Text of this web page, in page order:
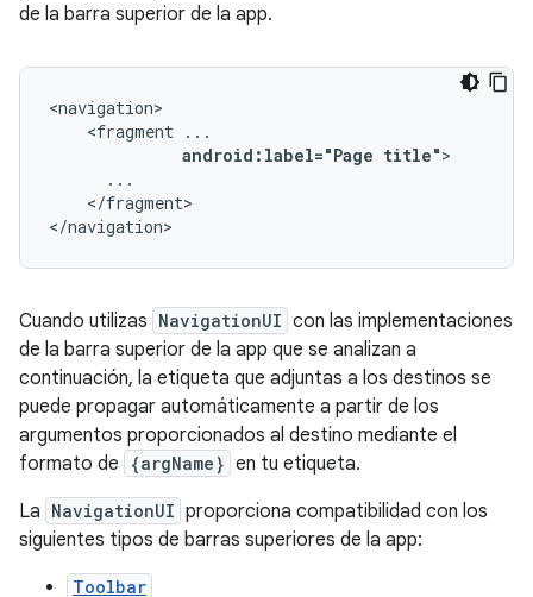
de la barra superior de la app.
<fragment
android:label="Page title"
</fragment>
</navigation>
Cuando utilizas NavigationUI con las implementaciones
de la barra superior de la app que se analizan a
continuación, la etiqueta que adjuntas a los destinos se
puede propagar automáticamente a partir de los
argumentos proporcionados al destino mediante el
formato de
{argName} en tu etiqueta.
La NavigationUI proporciona compatibilidad con los
siguientes tipos de barras superiores de la app:
Toolbar